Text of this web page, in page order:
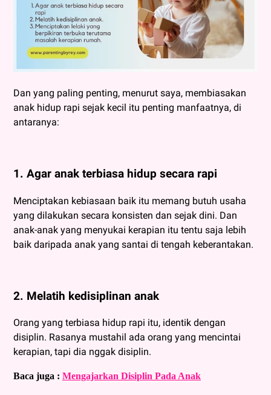
Dan yang paling penting, menurut saya, membiasakan
anak hidup rapi sejak kecil itu penting manfaatnya, di
antaranya:
1. Agar anak terbiasa hidup secara rapi
Menciptakan kebiasaan baik itu memang butuh usaha
yang dilakukan secara konsisten dan sejak dini. Dan
anak-anak yang menyukai kerapian itu tentu saja lebih
baik daripada anak yang santai di tengah keberantakan.
2. Melatih kedisiplinan anak
Orang yang terbiasa hidup rapi itu, identik dengan
disiplin. Rasanya mustahil ada orang yang mencintai
kerapian, tapi dia nggak disiplin.
Baca juga : Mengajarkan Disiplin Pada Anak